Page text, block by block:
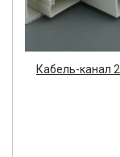
Кабель-канал